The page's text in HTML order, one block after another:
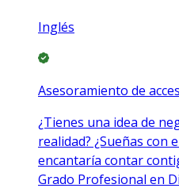
Inglés
Asesoramiento de
¿Tienes una idea de
realidad? ¿Sueñas con
encantaría contar
Grado Profesional en